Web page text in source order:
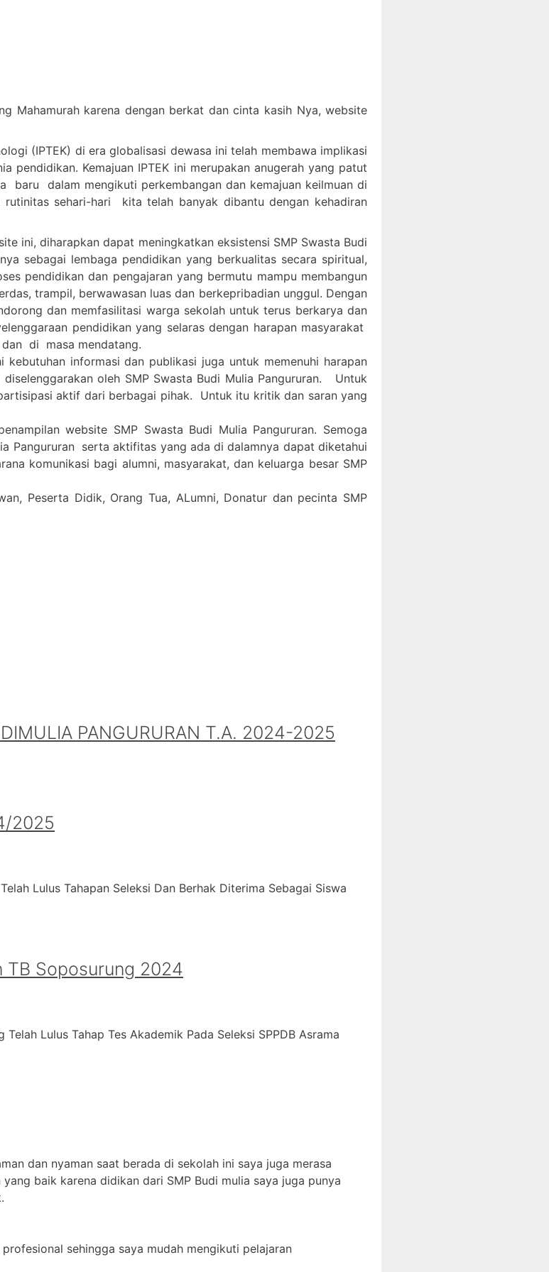
Mahamurah karena dengan berkat dan cinta kasih Nya, website
(IPTEK) di era globalisasi dewasa ini telah membawa implikasi
pendidikan. Kemajuan IPTEK ini merupakan anugerah yang patut
baru dalam mengikuti perkembangan dan kemajuan keilmuan di
sehari-hari kita telah banyak dibantu dengan kehadiran
ini, diharapkan dapat meningkatkan eksistensi SMP Swasta Budi
sebagai lembaga pendidikan yang berkualitas secara spiritual,
pendidikan dan pengajaran yang bermutu mampu membangun
trampil, berwawasan luas dan berkepribadian unggul. Dengan
dan memfasilitasi warga sekolah untuk terus berkarya dan
pendidikan yang selaras dengan harapan masyarakat
di masa mendatang.
informasi dan publikasi juga untuk memenuhi harapan
oleh SMP Swasta Budi Mulia Pangururan. Untuk
aktif dari berbagai pihak. Untuk itu kritik dan saran yang
website SMP Swasta Budi Mulia Pangururan. Semoga
Pangururan serta aktifitas yang ada di dalamnya dapat diketahui
komunikasi bagi alumni, masyarakat, dan keluarga besar SMP
Peserta Didik, Orang Tua, ALumni, Donatur dan pecinta SMP
PANGURURAN T.A. 2024-2025
2025
Lulus Tahapan Seleksi Dan Berhak Diterima Sebagai Siswa
TB Soposurung 2024
Lulus Tahap Tes Akademik Pada Seleksi SPPDB Asrama
dan nyaman saat berada di sekolah ini saya juga merasa
baik karena didikan dari SMP Budi mulia saya juga punya
sehingga saya mudah mengikuti pelajaran